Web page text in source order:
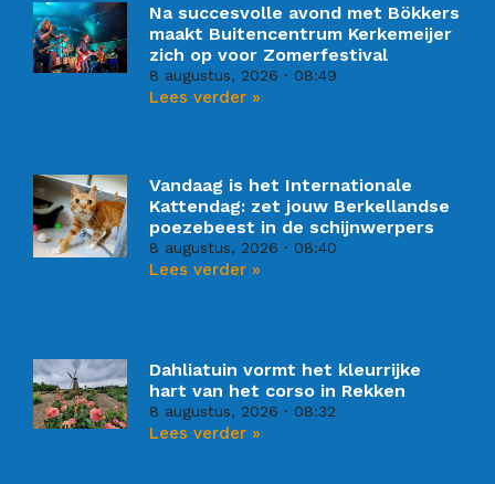
Na succesvolle avond met Bökkers
maakt Buitencentrum Kerkemeijer
zich op voor Zomerfestival
8 augustus, 2026 08:49
Lees verder »
Vandaag is het Internationale
Kattendag: zet jouw Berkellandse
poezebeest in de schijnwerpers
8 augustus, 2026 08:40
Lees verder »
Dahliatuin vormt het kleurrijke
hart van het corso in Rekken
8 augustus, 2026 08:32
Lees verder »